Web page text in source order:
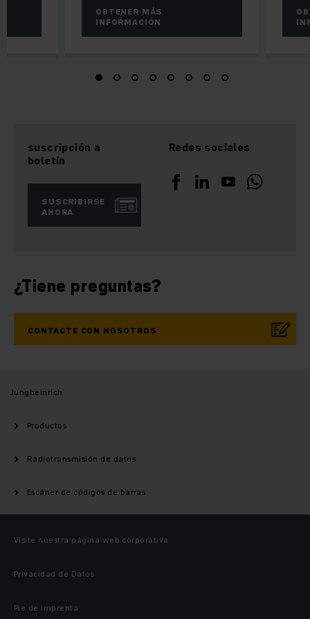
OBTENER MÁS
INFORMACIÓN
suscripción a
boletín
SUSCRIBIRSE
AHORA
Redes sociales
¿Tiene preguntas?
CONTACTE CON NOSOTROS
Jungheinrich
Productos
Radiotransmisión de datos
Escáner de códigos de barras
Visite nuestra página web corporativa
Privacidad de Datos
Pie de imprenta